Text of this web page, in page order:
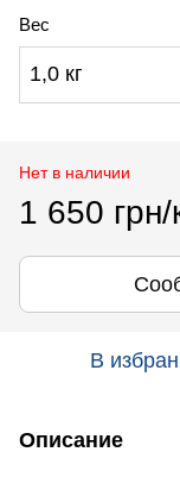
Вес
1,0 кг
Нет в наличии
1 650 грн/
В
Описание